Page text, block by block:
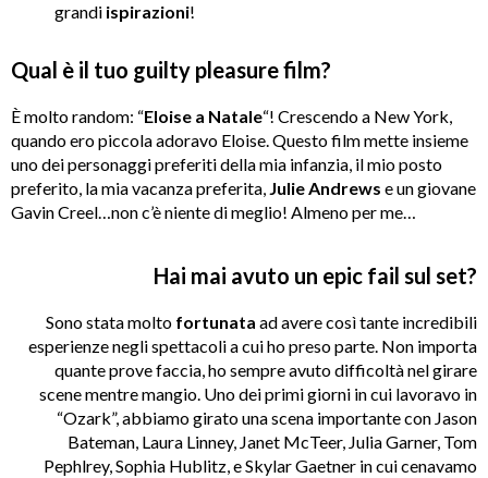
grandi ispirazioni!
Qual è il tuo guilty pleasure film?
È molto random: “Eloise a Natale“! Crescendo a New York,
quando ero piccola adoravo Eloise. Questo film mette insieme
uno dei personaggi preferiti della mia infanzia, il mio posto
preferito, la mia vacanza preferita, Julie Andrews e un giovane
Gavin Creel…non c’è niente di meglio! Almeno per me…
Hai mai avuto un epic fail sul set?
Sono stata molto fortunata ad avere così tante incredibili
esperienze negli spettacoli a cui ho preso parte. Non importa
quante prove faccia, ho sempre avuto difficoltà nel girare
scene mentre mangio. Uno dei primi giorni in cui lavoravo in
“Ozark”, abbiamo girato una scena importante con Jason
Bateman, Laura Linney, Janet McTeer, Julia Garner, Tom
Pephlrey, Sophia Hublitz, e Skylar Gaetner in cui cenavamo